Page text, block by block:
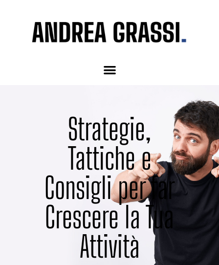
Strategie,
Tattiche e
Consigli per far
Crescere la Tua
Attività